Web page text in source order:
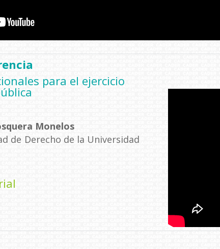
para el ejercicio
Monelos
de Derecho de la Universidad